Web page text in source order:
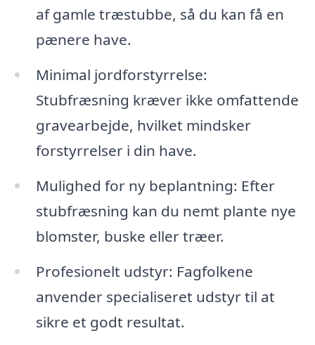
af gamle træstubbe, så du kan få en
pænere have.
Minimal jordforstyrrelse:
Stubfræsning kræver ikke omfattende
gravearbejde, hvilket mindsker
forstyrrelser i din have.
Mulighed for ny beplantning: Efter
stubfræsning kan du nemt plante nye
blomster, buske eller træer.
Profesionelt udstyr: Fagfolkene
anvender specialiseret udstyr til at
sikre et godt resultat.